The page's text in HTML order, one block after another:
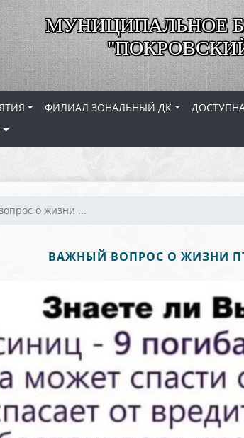
МУНИЦИПАЛЬНОЕ
ФИЛИАЛ ЗОНАЛЬНЫЙ ДК
о жизни ...
ВАЖНЫЙ ВОПРОС О ЖИЗНИ